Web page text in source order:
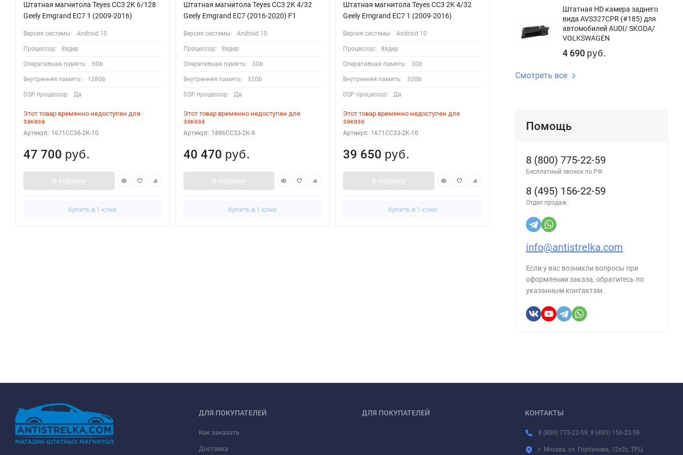
Штатная магнитола Teyes CC3 2K 6/128
Geely Emgrand EC7 1 (2009-2016)
Версия системы: Android 10
Процессор: 8ядер
Оперативная память: 6Gb
Внутренняя память: 128Gb
DSP процессор: Да
Этот товар временно недоступен для
заказа
Артикул: 1671CC36-2K-10
47 700 руб.
В корзину
Купить в 1 клик
Штатная магнитола Teyes CC3 2K 4/32
Geely Emgrand EC7 (2016-2020) F1
Версия системы: Android 10
Процессор: 8ядер
Оперативная память: 3Gb
Внутренняя память: 32Gb
DSP процессор: Да
Этот товар временно недоступен для
заказа
Артикул: 1886CC33-2K-9
40 470 руб.
В корзину
Купить в 1 клик
Штатная магнитола Teyes CC3 2K 4/32
Geely Emgrand EC7 1 (2009-2016)
Версия системы: Android 10
Процессор: 8ядер
Оперативная память: 3Gb
Внутренняя память: 32Gb
DSP процессор: Да
Этот товар временно недоступен для
заказа
Артикул: 1671CC33-2K-10
39 650 руб.
В корзину
Купить в 1 клик
Geely Emgrand EC7 (2016-2020) F1
Версия системы: Android 10
Внутренняя память: 128Gb
1886CC36-2K-9
46 370 руб.
Штатная HD камера заднего
вида AVS327CPR (#185) для
автомобилей AUDI/ SKODA/
VOLKSWAGEN
4 690 руб.
Смотреть все
Помощь
8 (800) 775-22-59
Бесплатный звонок по РФ
8 (495) 156-22-59
Отдел продаж
info@antistrelka.com
Если у вас возникли вопросы при
оформлении заказа, обратитесь по
указанным контактам.
ДЛЯ ПОКУПАТЕЛЕЙ
Как заказать
Доставка
ДЛЯ ПОКУПАТЕЛЕЙ КОНТАКТЫ
8 (800) 775-22-59; 8 (495) 156-22-59
г. Москва, ул. Горбунова, 12к2с, ТРЦ